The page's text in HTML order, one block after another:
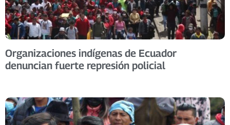
Organizaciones indígenas de Ecuador
denuncian fuerte represión policial